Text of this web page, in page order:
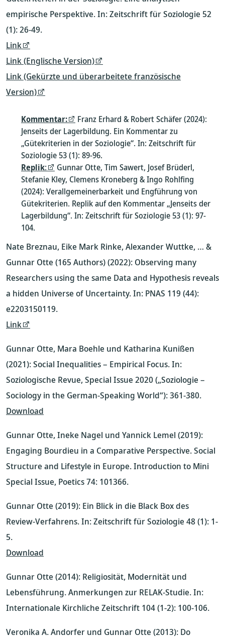
empirische Perspektive. In: Zeitschrift für Soziologie 52
(1): 26-49.
Link
Link (Englische Version)
Link (Gekürzte und überarbeitete französische
Version)
Kommentar:
Franz Erhard & Robert Schäfer (2024):
Jenseits der Lagerbildung. Ein Kommentar zu
„Gütekriterien in der Soziologie“. In: Zeitschrift für
Soziologie 53 (1): 89-96.
Replik:
Gunnar Otte, Tim Sawert, Josef Brüderl,
Stefanie Kley, Clemens Kroneberg & Ingo Rohlfing
(2024): Verallgemeinerbarkeit und Engführung von
Gütekriterien. Replik auf den Kommentar „Jenseits der
Lagerbildung“. In: Zeitschrift für Soziologie 53 (1): 97-
104.
Nate Breznau, Eike Mark Rinke, Alexander Wuttke, … &
Gunnar Otte (165 Authors) (2022): Observing many
Researchers using the same Data and Hypothesis reveals
a hidden Universe of Uncertainty. In: PNAS 119 (44):
e2203150119.
Link
Gunnar Otte, Mara Boehle und Katharina Kunißen
(2021): Social Inequalities – Empirical Focus. In:
Soziologische Revue, Special Issue 2020 („Soziologie –
Sociology in the German-Speaking World“): 361-380.
Download
Gunnar Otte, Ineke Nagel und Yannick Lemel (2019):
Engaging Bourdieu in a Comparative Perspective. Social
Structure and Lifestyle in Europe. Introduction to Mini
Special Issue, Poetics 74: 101366.
Gunnar Otte (2019): Ein Blick in die Black Box des
Review-Verfahrens. In: Zeitschrift für Soziologie 48 (1): 1-
5.
Download
Gunnar Otte (2014): Religiosität, Modernität und
Lebensführung. Anmerkungen zur RELAK-Studie. In:
Internationale Kirchliche Zeitschrift 104 (1-2): 100-106.
Veronika A. Andorfer und Gunnar Otte (2013): Do